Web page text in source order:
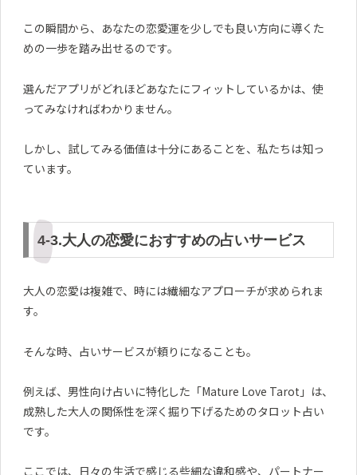
この瞬間から、あなたの恋愛運を少しでも良い方向に導くた
めの一歩を踏み出せるのです。
選んだアプリがどれほどあなたにフィットしているかは、使
ってみなければわかりません。
しかし、試してみる価値は十分にあることを、私たちは知っ
ています。
4-3.大人の恋愛におすすめの占いサービス
大人の恋愛は複雑で、時には繊細なアプローチが求められま
す。
そんな時、占いサービスが頼りになることも。
例えば、男性向け占いに特化した「Mature Love Tarot」は、
成熟した大人の関係性を深く掘り下げるためのタロット占い
です。
ここでは、日々の生活で感じる些細な違和感や、パートナー